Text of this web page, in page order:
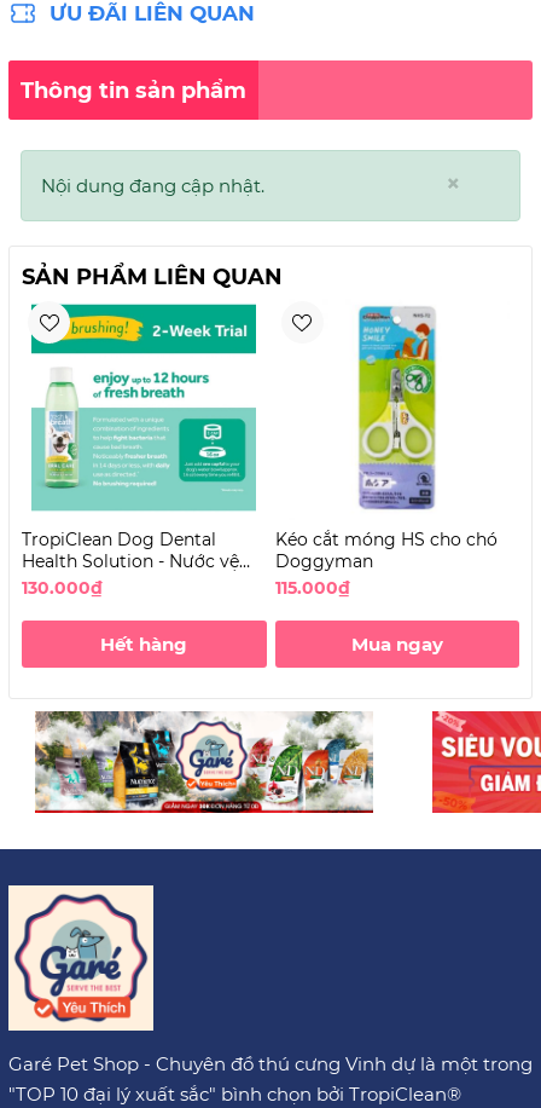
ƯU ĐÃI LIÊN QUAN
Thông tin sản phẩm
×
Nội dung đang cập nhật.
SẢN PHẨM LIÊN QUAN
TropiClean Dog Dental
Health Solution - Nước vệ
sinh răng miệng cho Chó
không vị
130.000₫
Hết hàng
Kéo cắt móng HS cho chó
Doggyman
115.000₫
Mua ngay
Garé Pet Shop - Chuyên đồ thú cưng Vinh dự là một trong
"TOP 10 đại lý xuất sắc" bình chọn bởi TropiClean®